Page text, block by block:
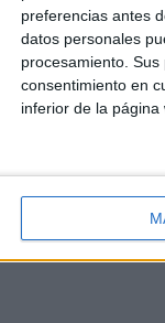
preferencias antes
datos personales
procesamiento.
consentimiento en
inferior de la página
de mediana edad,
Steve